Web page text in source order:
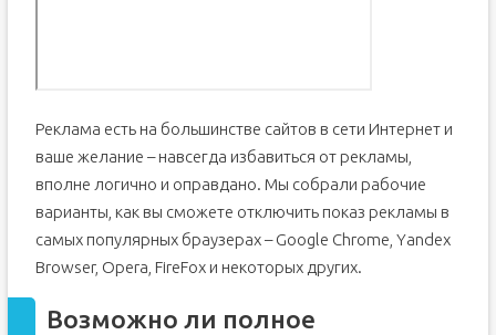
Реклама есть на большинстве сайтов в сети Интернет и
ваше желание – навсегда избавиться от рекламы,
вполне логично и оправдано. Мы собрали рабочие
варианты, как вы сможете отключить показ рекламы в
самых популярных браузерах – Google Chrome, Yandex
Browser, Opera, FireFox и некоторых других.
Возможно ли полное